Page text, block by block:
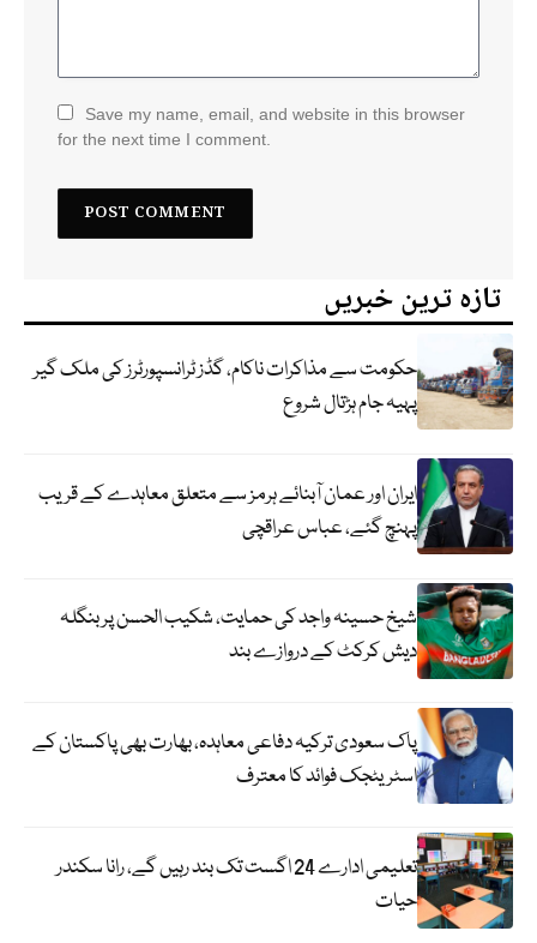
Save my name, email, and website in this browser
for the next time I comment.
تازہ ترین خبریں
حکومت سے مذاکرات ناکام، گڈز ٹرانسپورٹرز کی ملک گیر
پہیہ جام ہڑتال شروع
ایران اور عمان آبنائے ہرمز سے متعلق معاہدے کے قریب
پہنچ گئے، عباس عراقچی
شیخ حسینہ واجد کی حمایت، شکیب الحسن پر بنگلہ
دیش کرکٹ کے دروازے بند
پاک سعودی ترکیہ دفاعی معاہدہ، بھارت بھی پاکستان کے
اسٹریٹجک فوائد کا معترف
تعلیمی ادارے 24 اگست تک بند رہیں گے، رانا سکندر
حیات